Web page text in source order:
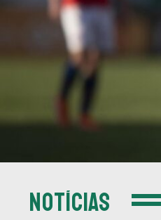
NOTÍCIAS